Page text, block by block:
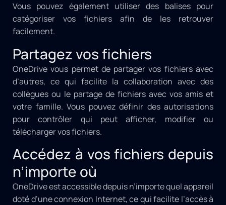
Vous pouvez également utiliser des balises pour
catégoriser vos fichiers afin de les retrouver
facilement.
Partagez vos fichiers
OneDrive vous permet de partager vos fichiers avec
d’autres, ce qui facilite la collaboration avec des
collègues ou le partage de fichiers avec vos amis et
votre famille. Vous pouvez définir des autorisations
pour contrôler qui peut afficher, modifier ou
télécharger vos fichiers.
Accédez à vos fichiers depuis
n’importe où
OneDrive est accessible depuis n’importe quel appareil
doté d’une connexion Internet, ce qui facilite l’accès à